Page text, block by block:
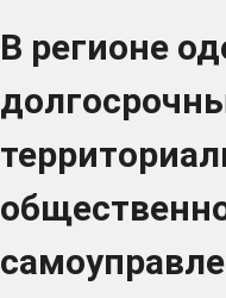
В регионе